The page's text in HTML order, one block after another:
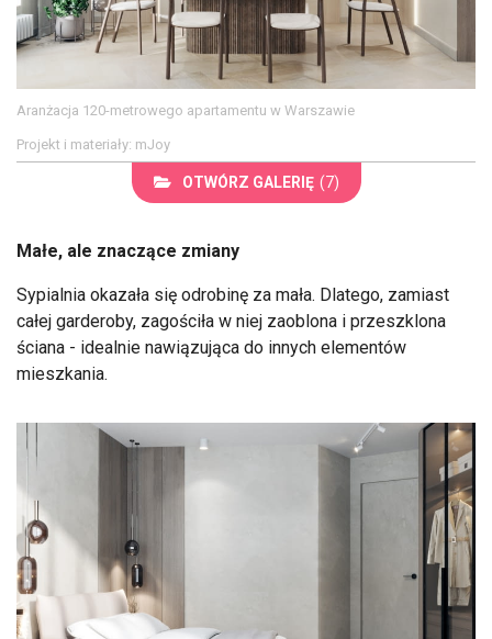
Aranżacja 120-metrowego apartamentu w Warszawie
Projekt i materiały: mJoy
OTWÓRZ GALERIĘ (7)
Małe, ale znaczące zmiany
Sypialnia okazała się odrobinę za mała. Dlatego, zamiast
całej garderoby, zagościła w niej zaoblona i przeszklona
ściana - idealnie nawiązująca do innych elementów
mieszkania.